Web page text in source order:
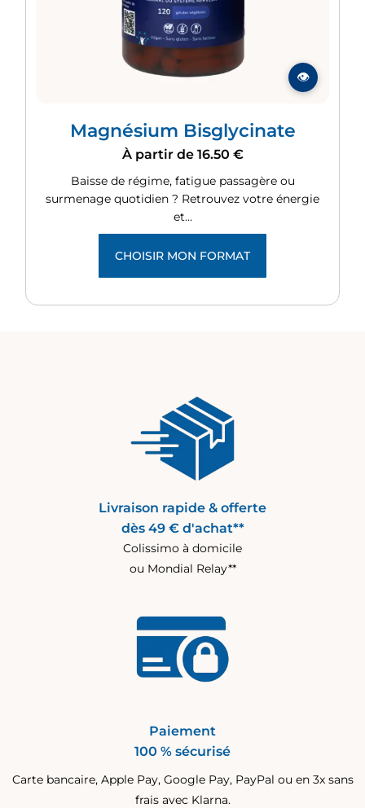
Magnésium Bisglycinate
À partir de 16.50 €
Baisse de régime, fatigue passagère ou
surmenage quotidien ? Retrouvez votre énergie
et…
Livraison rapide & offerte
dès 49 € d'achat**
Colissimo à domicile
ou Mondial Relay**
Paiement
100 % sécurisé
Carte bancaire, Apple Pay, Google Pay, PayPal ou en 3x sans
frais avec Klarna.